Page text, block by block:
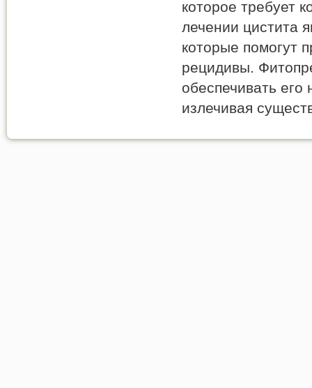
которое требует
лечении цистита
которые помогут
рецидивы.
обеспечивать
излечивая